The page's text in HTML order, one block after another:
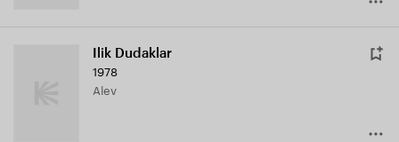
Ilik Dudaklar
1978
Alev